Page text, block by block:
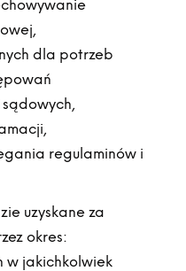
dla potrzeb
regulaminów i
uzyskane za
okres:
w jakichkolwiek